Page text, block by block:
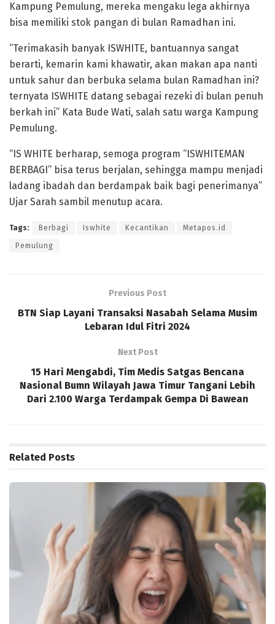
Kampung Pemulung, mereka mengaku lega akhirnya
bisa memiliki stok pangan di bulan Ramadhan ini.
“Terimakasih banyak ISWHITE, bantuannya sangat
berarti, kemarin kami khawatir, akan makan apa nanti
untuk sahur dan berbuka selama bulan Ramadhan ini?
ternyata ISWHITE datang sebagai rezeki di bulan penuh
berkah ini” Kata Bude Wati, salah satu warga Kampung
Pemulung.
“IS WHITE berharap, semoga program “ISWHITEMAN
BERBAGI” bisa terus berjalan, sehingga mampu menjadi
ladang ibadah dan berdampak baik bagi penerimanya”
Ujar Sarah sambil menutup acara.
Tags: Berbagi Iswhite Kecantikan Metapos.id
Pemulung
Previous Post
BTN Siap Layani Transaksi Nasabah Selama Musim
Lebaran Idul Fitri 2024
Next Post
15 Hari Mengabdi, Tim Medis Satgas Bencana
Nasional Bumn Wilayah Jawa Timur Tangani Lebih
Dari 2.100 Warga Terdampak Gempa Di Bawean
Related Posts